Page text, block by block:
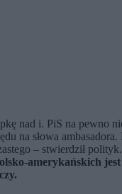
nad i. PiS na pewno
na słowa
– stwierdził
amerykańskich